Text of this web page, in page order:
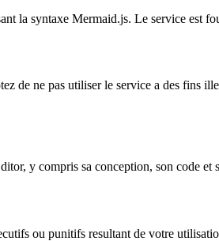
la syntaxe Mermaid.js. Le service est
de ne pas utiliser le service a des fins
y compris sa conception, son code
ou punitifs resultant de votre